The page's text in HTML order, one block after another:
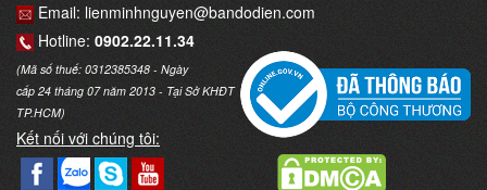
Email: lienminhnguyen@bandodien.com
Hotline: 0902.22.11.34
(Mã số thuế: 0312385348 - Ngày
cấp 24 tháng 07 năm 2013 - Tại Sở KHĐT
TP.HCM)
Kết nối với chúng tôi: